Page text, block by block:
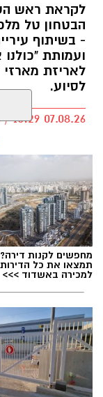
לקראת ראש
הבטחון טל
- בשיתוף
ועמותת
לאריזת
לסיוע.
10:29 07.08.26
תגים:סמ"ר טל
מחפשים לקנות
תמצאו את כל
למכירה באשדוד >>>